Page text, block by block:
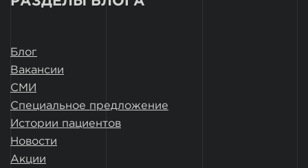
Блог
Вакансии
СМИ
Специальное предложение
Истории пациентов
Новости
Акции